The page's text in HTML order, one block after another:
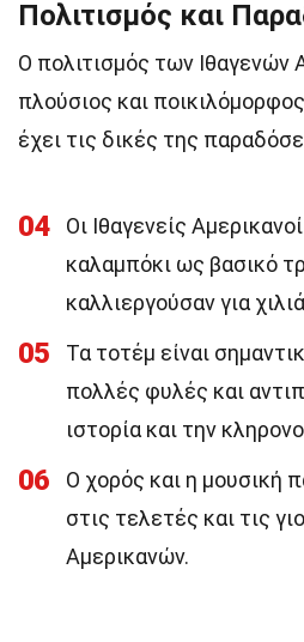
Πολιτισμός και
Ο πολιτισμός των Ιθαγενών
πλούσιος και
έχει τις δικές της
04
Οι Ιθαγενείς
καλαμπόκι ως βασικό
καλλιεργούσαν για
05
Τα τοτέμ είναι
πολλές φυλές και
ιστορία και την
06
Ο χορός και η μουσική
στις τελετές και τις
Αμερικανών.